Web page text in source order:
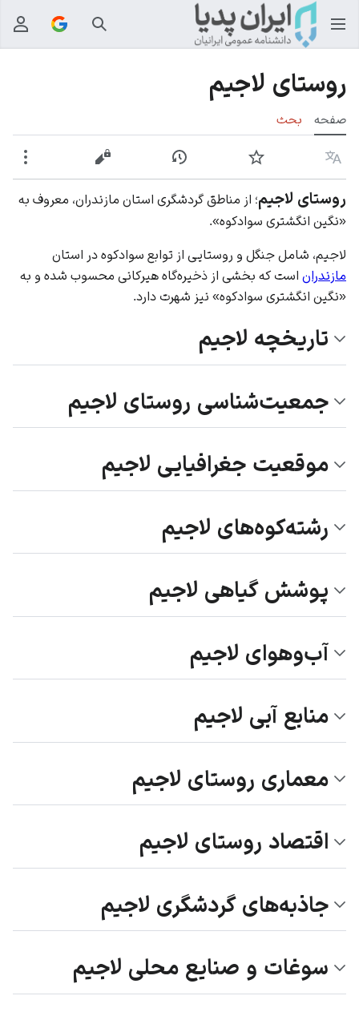
جستجو
روستای لاجیم
صفحه بحث
زبان پیگیری نمایش تاریخچهنمایش مبدأ
روستای لاجیم؛ از مناطق گردشگری استان مازندران، معروف به
«نگین انگشتری سوادکوه».
لاجیم، شامل جنگل و روستایی از توابع سوادکوه در استان
مازندران است که بخشی از ذخیره‌گاه هیرکانی محسوب شده و به
«نگین انگشتری سوادکوه» نیز شهرت دارد.
تاریخچه لاجیم
جمعیت‌شناسی روستای لاجیم
موقعیت جغرافیایی لاجیم
رشته‌کوه‌های لاجیم
پوشش گیاهی لاجیم
آب‌وهوای لاجیم
منابع آبی لاجیم
معماری روستای لاجیم
اقتصاد روستای لاجیم
جاذبه‌های گردشگری لاجیم
سوغات و صنایع محلی لاجیم